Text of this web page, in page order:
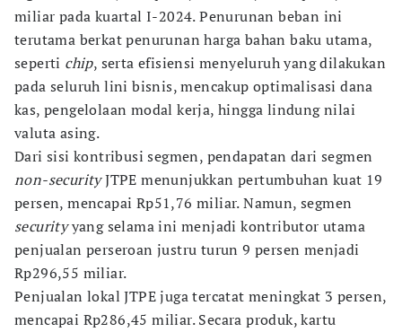
miliar pada kuartal I-2024. Penurunan beban ini
terutama berkat penurunan harga bahan baku utama,
seperti chip, serta efisiensi menyeluruh yang dilakukan
pada seluruh lini bisnis, mencakup optimalisasi dana
kas, pengelolaan modal kerja, hingga lindung nilai
valuta asing.
Dari sisi kontribusi segmen, pendapatan dari segmen
non-securityJTPE menunjukkan pertumbuhan kuat 19
persen, mencapai Rp51,76 miliar. Namun, segmen
securityyang selama ini menjadi kontributor utama
penjualan perseroan justru turun 9 persen menjadi
Rp296,55 miliar.
Penjualan lokal JTPE juga tercatat meningkat 3 persen,
mencapai Rp286,45 miliar. Secara produk, kartu